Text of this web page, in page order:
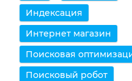
Индексация
Интернет магазин
Поисковая
Поисковый робот